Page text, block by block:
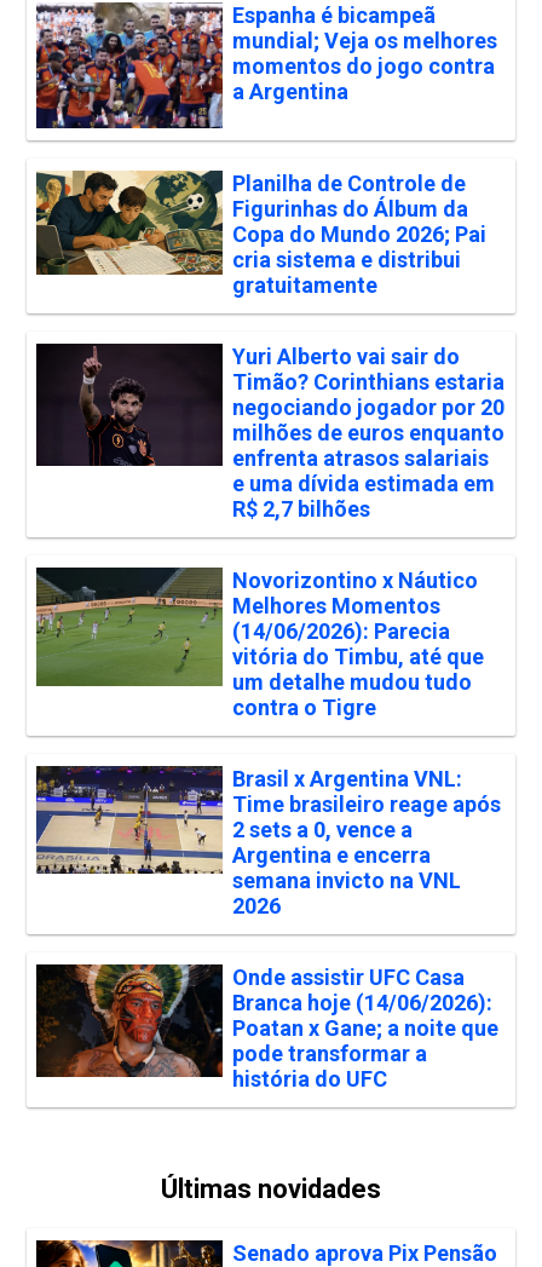
Espanha é bicampeã
mundial; Veja os melhores
momentos do jogo contra
a Argentina
Planilha de Controle de
Figurinhas do Álbum da
Copa do Mundo 2026; Pai
cria sistema e distribui
gratuitamente
Yuri Alberto vai sair do
Timão? Corinthians estaria
negociando jogador por 20
milhões de euros enquanto
enfrenta atrasos salariais
e uma dívida estimada em
R$ 2,7 bilhões
Novorizontino x Náutico
Melhores Momentos
(14/06/2026): Parecia
vitória do Timbu, até que
um detalhe mudou tudo
contra o Tigre
Brasil x Argentina VNL:
Time brasileiro reage após
2 sets a 0, vence a
Argentina e encerra
semana invicto na VNL
2026
Onde assistir UFC Casa
Branca hoje (14/06/2026):
Poatan x Gane; a noite que
pode transformar a
história do UFC
Últimas novidades
Senado aprova Pix Pensão